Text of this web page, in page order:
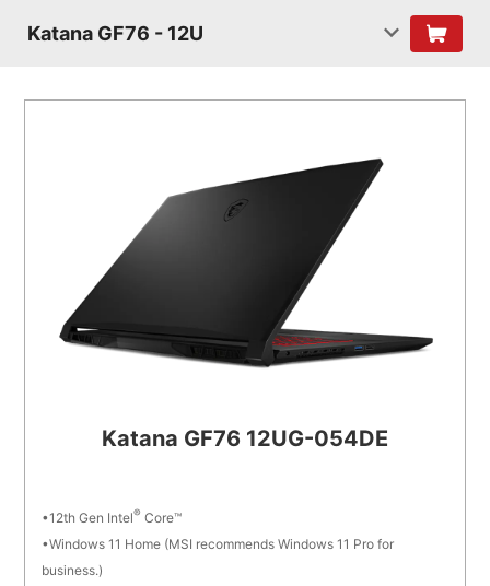
Katana GF76 - 12U
Katana GF76 12UG-054DE
12th Gen Intel® Core™
Windows 11 Home (MSI recommends Windows 11 Pro for
business.)